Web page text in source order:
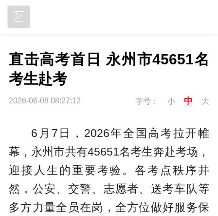
直击高考首日 永州市45651名
考生赴考
2026-06-08 08:27:12 字号： 小 中 大
6月7日，2026年全国高考拉开帷
幕，永州市共有45651名考生奔赴考场，
迎接人生的重要考验。各考点秩序井
然，公安、交警、志愿者、送考车队等
多方力量全员在岗，全方位做好服务保